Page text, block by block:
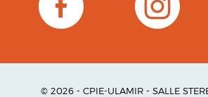
© 2026 - CPIE-ULAMIR - SALLE